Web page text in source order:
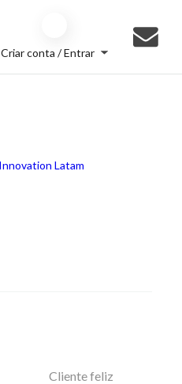
Criar conta / Entrar
Cliente feliz